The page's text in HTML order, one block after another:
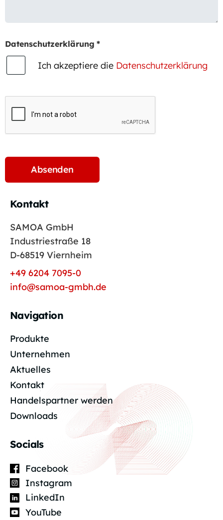
Datenschutzerklärung *
Ich akzeptiere die Datenschutzerklärung
Kontakt
SAMOA GmbH
Industriestraße 18
D-68519 Viernheim
+49 6204 7095-0
info@samoa-gmbh.de
Navigation
Produkte
Unternehmen
Aktuelles
Kontakt
Handelspartner werden
Downloads
Socials
Facebook
Instagram
LinkedIn
YouTube